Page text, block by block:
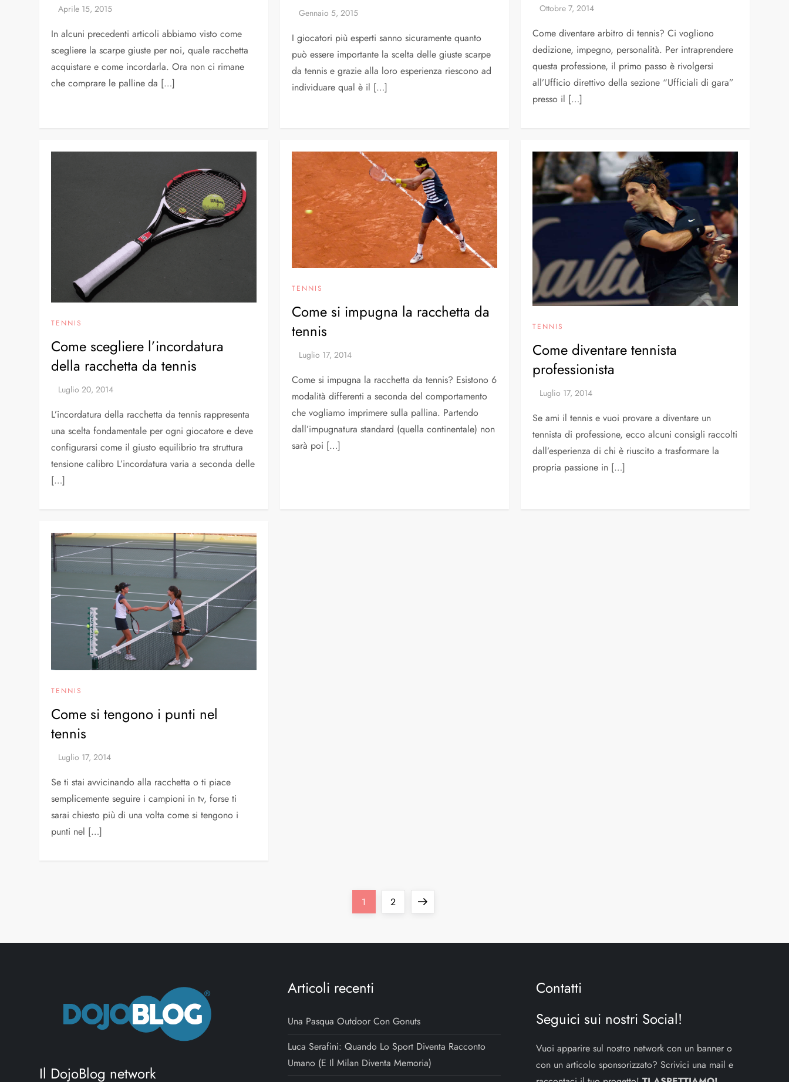
In alcuni precedenti articoli abbiamo visto come
scegliere la scarpe giuste per noi, quale racchetta
acquistare e come incordarla. Ora non ci rimane
che comprare le palline da […]
I giocatori più esperti sanno sicuramente quanto
può essere importante la scelta delle giuste scarpe
da tennis e grazie alla loro esperienza riescono ad
individuare qual è il […]
Come diventare arbitro di tennis? Ci vogliono
dedizione, impegno, personalità. Per intraprendere
questa professione, il primo passo è rivolgersi
all’Ufficio direttivo della sezione “Ufficiali di gara”
presso il […]
TENNIS
Come scegliere l’incordatura
della racchetta da tennis
L’incordatura della racchetta da tennis rappresenta
una scelta fondamentale per ogni giocatore e deve
configurarsi come il giusto equilibrio tra struttura
tensione calibro L’incordatura varia a seconda delle
[…]
TENNIS
Come si impugna la racchetta da
tennis
Come si impugna la racchetta da tennis? Esistono 6
modalità differenti a seconda del comportamento
che vogliamo imprimere sulla pallina. Partendo
dall’impugnatura standard (quella continentale) non
sarà poi […]
TENNIS
Come diventare tennista
professionista
Se ami il tennis e vuoi provare a diventare un
tennista di professione, ecco alcuni consigli raccolti
dall’esperienza di chi è riuscito a trasformare la
propria passione in […]
TENNIS
Come si tengono i punti nel
tennis
Se ti stai avvicinando alla racchetta o ti piace
semplicemente seguire i campioni in tv, forse ti
sarai chiesto più di una volta come si tengono i
punti nel […]
z
Pagina
1 Pagina
2
Pagina
Il DojoBlog network
Articoli recenti
Una Pasqua Outdoor Con Gonuts
Luca Serafini: Quando Lo Sport Diventa Racconto
Umano (e Il Milan Diventa Memoria)
Contatti
Seguici sui nostri Social!
Vuoi apparire sul nostro network con un banner o
con un articolo sponsorizzato? Scrivici una mail e